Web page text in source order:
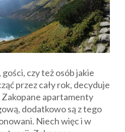
czy też osób jakie
przez cały rok, decyduje
Zakopane apartamenty
dodatkowo są z tego
Niech więc i w